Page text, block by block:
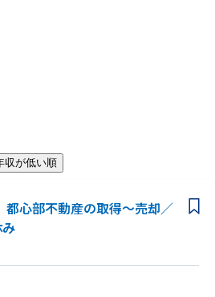
収が低い順
都心部不動産の取得～売却／